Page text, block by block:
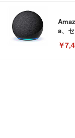
a、
￥
い
キ
ン
(黒
￥
回